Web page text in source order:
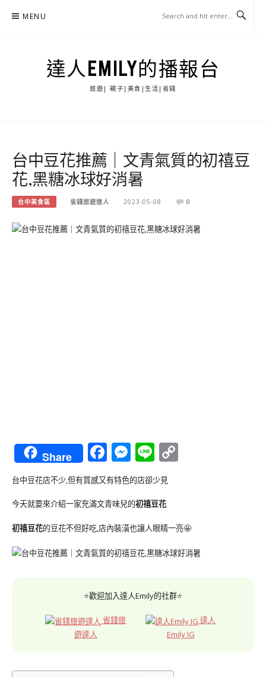
MENU
達人EMILY的播報台
旅遊| 親子|美食|生活|省錢
台中豆花推薦｜文青氣質的初禧豆
花,黑糖冰球好消暑
台中美食區 省錢旅遊達人 2023-05-08 0
Share Facebook
Messenger
Line
台中豆花店不少,但有質感又有特色的店卻少見
今天就要來介紹一家充滿文青味兒的初禧豆花
初禧豆花的豆花不但好吃,店內裝潢也讓人眼睛一亮🤩
⭐歡迎加入達人Emily的社群⭐
省錢旅
遊達人
達人
Emily IG